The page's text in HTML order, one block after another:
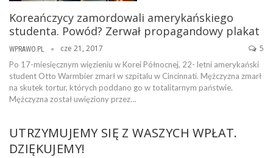
Koreańczycy zamordowali amerykańskiego
studenta. Powód? Zerwał propagandowy plakat
WPRAWO.PL cze 21, 2017 5
Po 17-miesięcznym więzieniu w Korei Północnej, 22- letni amerykański
student Otto Warmbier zmarł w szpitalu w Cincinnati. Mężczyzna zmarł
na skutek tortur, których poddano go w totalitarnym państwie.
Mężczyzna został uwięziony przez…
UTRZYMUJEMY SIĘ Z WASZYCH WPŁAT.
DZIĘKUJEMY!